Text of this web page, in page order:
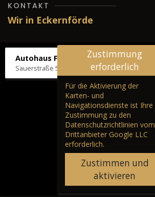
KONTAKT
Wir in Eckernförde
Autohaus Fräter
Sauerstraße 5, 24340 Eckernförde
Zustimmung
erforderlich
Für die Aktivierung der
Karten- und
Navigationsdienste ist Ihre
Zustimmung zu den
Datenschutzrichtlinien vom
Drittanbieter Google LLC
erforderlich.
Zustimmen und
aktivieren